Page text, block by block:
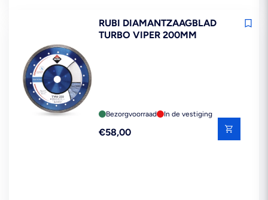
RUBI DIAMANTZAAGBLAD
TURBO VIPER 200MM
Bezorgvoorraad In de vestiging
Reguliere
€58,00